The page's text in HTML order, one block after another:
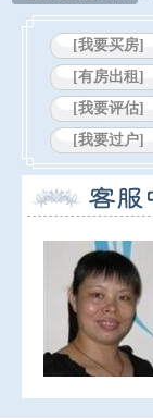
[我要买房]
[有房出租]
[我要评估]
[我要过户]